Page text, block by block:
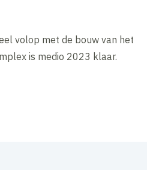
volop met de bouw van het
is medio 2023 klaar.